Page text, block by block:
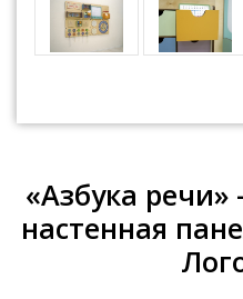
«Азбука речи»
настенная